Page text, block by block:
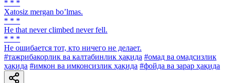
* * *
Xatosiz mergan boʼlmas.
* * *
He that never climbed never fell.
* * *
He ошибается тот, кто ничего не делает.
#тажрибакорлик ва калтабинлик ҳақида #омад ва омадсизлик
ҳақида #имкон ва имконсизлик ҳақида #фойда ва зарар ҳақида